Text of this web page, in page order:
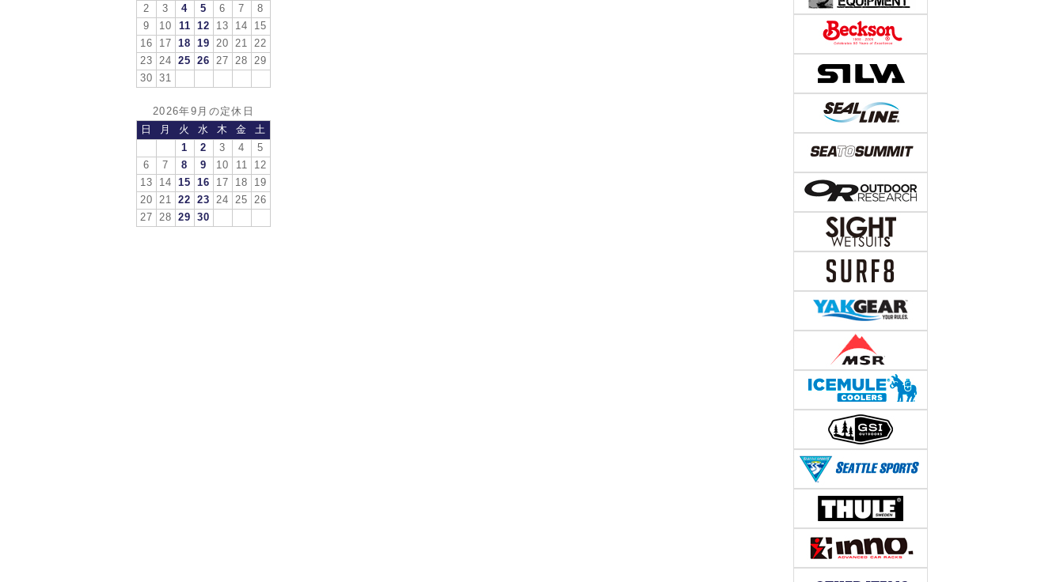
2
3 4 5 6 7
8
9
10 11 12 13 14
15
16
17 18 19 20 21
22
23
24 25 26 27 28
29
30
31
2026年9月の定休日
日
月 火 水 木 金
土
1
2 3 4
5
6
7 8 9 10 11
12
13
14 15 16 17 18
19
20
21 22 23 24 25
26
27
28 29 30